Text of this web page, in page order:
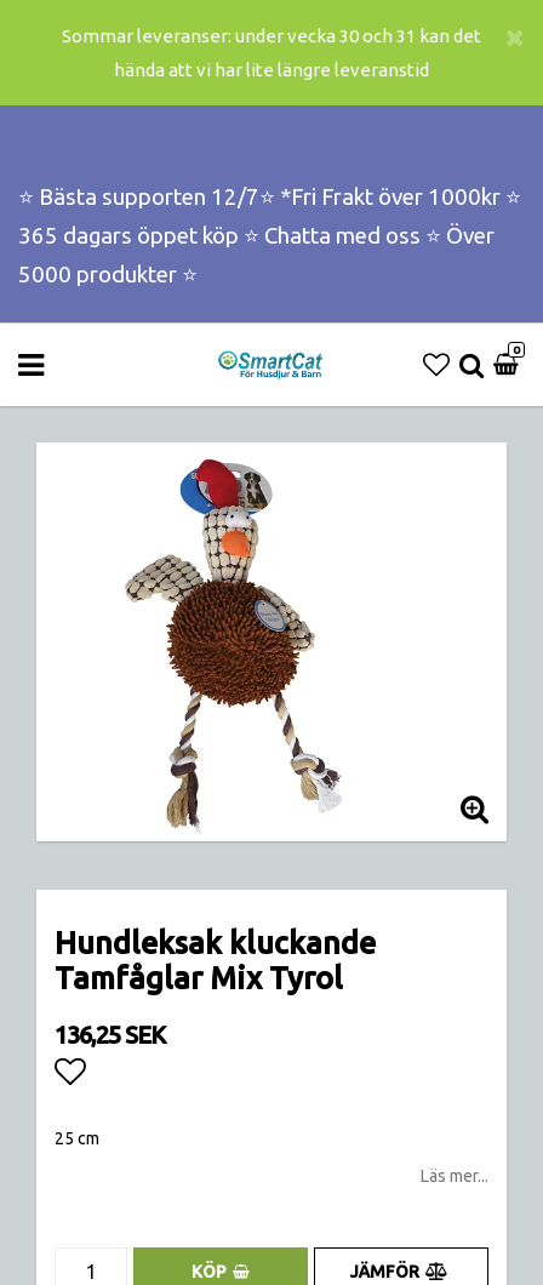
Sommar leveranser: under vecka 30 och 31 kan det
hända att vi har lite längre leveranstid
⭐️ Bästa supporten 12/7⭐️ *Fri Frakt över 1000kr ⭐️
365 dagars öppet köp ⭐️ Chatta med oss ⭐️ Över
5000 produkter ⭐️
0
Hundleksak kluckande
Tamfåglar Mix Tyrol
136,25 SEK
25 cm
Läs mer...
KÖP JÄMFÖR